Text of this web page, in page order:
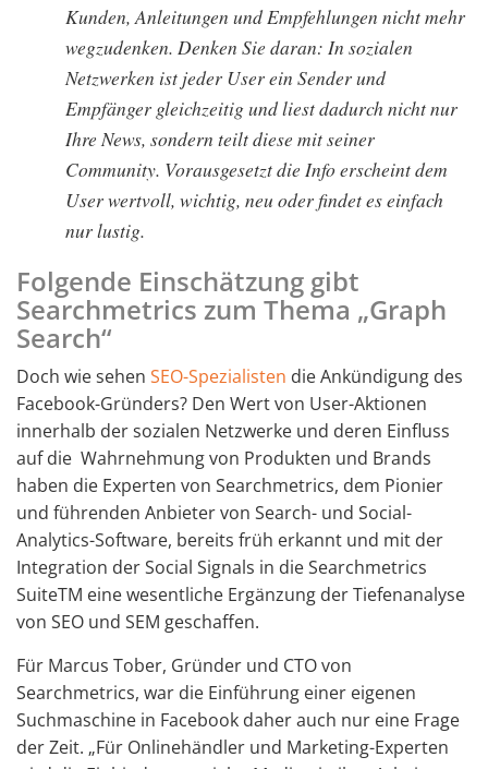
Kunden, Anleitungen und Empfehlungen nicht mehr
wegzudenken. Denken Sie daran: In sozialen
Netzwerken ist jeder User ein Sender und
Empfänger gleichzeitig und liest dadurch nicht nur
Ihre News, sondern teilt diese mit seiner
Community. Vorausgesetzt die Info erscheint dem
User wertvoll, wichtig, neu oder findet es einfach
nur lustig.
Folgende Einschätzung gibt
Searchmetrics zum Thema „Graph
Search“
Doch wie sehen SEO-Spezialisten die Ankündigung des
Facebook-Gründers? Den Wert von User-Aktionen
innerhalb der sozialen Netzwerke und deren Einfluss
auf die Wahrnehmung von Produkten und Brands
haben die Experten von Searchmetrics, dem Pionier
und führenden Anbieter von Search- und Social-
Analytics-Software, bereits früh erkannt und mit der
Integration der Social Signals in die Searchmetrics
SuiteTM eine wesentliche Ergänzung der Tiefenanalyse
von SEO und SEM geschaffen.
Für Marcus Tober, Gründer und CTO von
Searchmetrics, war die Einführung einer eigenen
Suchmaschine in Facebook daher auch nur eine Frage
der Zeit. „Für Onlinehändler und Marketing-Experten